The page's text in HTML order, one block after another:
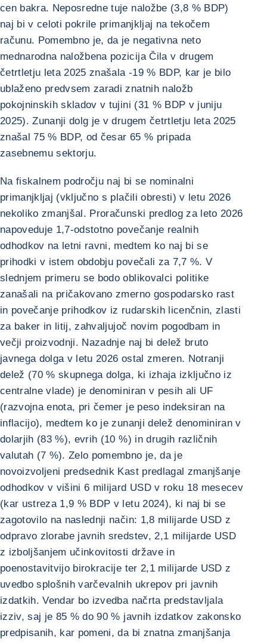
cen bakra. Neposredne tuje naložbe (3,8 % BDP)
naj bi v celoti pokrile primanjkljaj na tekočem
računu. Pomembno je, da je negativna neto
mednarodna naložbena pozicija Čila v drugem
četrtletju leta 2025 znašala -19 % BDP, kar je bilo
ublaženo predvsem zaradi znatnih naložb
pokojninskih skladov v tujini (31 % BDP v juniju
2025). Zunanji dolg je v drugem četrtletju leta 2025
znašal 75 % BDP, od česar 65 % pripada
zasebnemu sektorju.
Na fiskalnem področju naj bi se nominalni
primanjkljaj (vključno s plačili obresti) v letu 2026
nekoliko zmanjšal. Proračunski predlog za leto 2026
napoveduje 1,7-odstotno povečanje realnih
odhodkov na letni ravni, medtem ko naj bi se
prihodki v istem obdobju povečali za 7,7 %. V
slednjem primeru se bodo oblikovalci politike
zanašali na pričakovano zmerno gospodarsko rast
in povečanje prihodkov iz rudarskih licenčnin, zlasti
za baker in litij, zahvaljujoč novim pogodbam in
večji proizvodnji. Nazadnje naj bi delež bruto
javnega dolga v letu 2026 ostal zmeren. Notranji
delež (70 % skupnega dolga, ki izhaja izključno iz
centralne vlade) je denominiran v pesih ali UF
(razvojna enota, pri čemer je peso indeksiran na
inflacijo), medtem ko je zunanji delež denominiran v
dolarjih (83 %), evrih (10 %) in drugih različnih
valutah (7 %). Zelo pomembno je, da je
novoizvoljeni predsednik Kast predlagal zmanjšanje
odhodkov v višini 6 milijard USD v roku 18 mesecev
(kar ustreza 1,9 % BDP v letu 2024), ki naj bi se
zagotovilo na naslednji način: 1,8 milijarde USD z
odpravo zlorabe javnih sredstev, 2,1 milijarde USD
z izboljšanjem učinkovitosti države in
poenostavitvijo birokracije ter 2,1 milijarde USD z
uvedbo splošnih varčevalnih ukrepov pri javnih
izdatkih. Vendar bo izvedba načrta predstavljala
izziv, saj je 85 % do 90 % javnih izdatkov zakonsko
predpisanih, kar pomeni, da bi znatna zmanjšanja